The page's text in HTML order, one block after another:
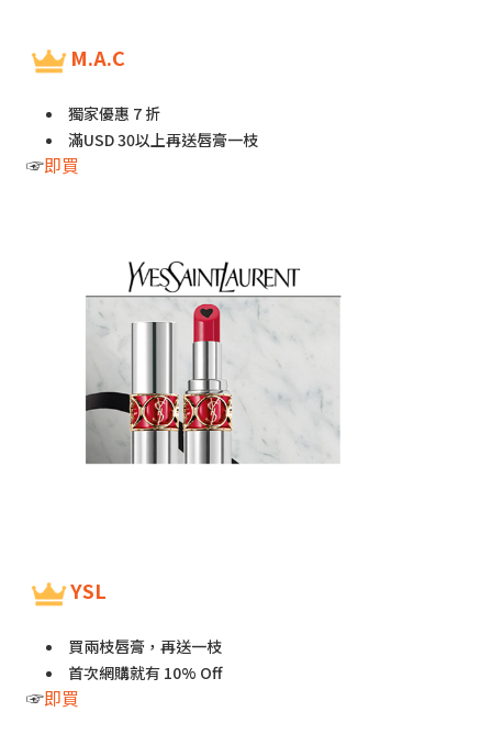
M.A.C
獨家優惠 7 折
滿USD 30以上再送唇膏一枝
☞即買
YSL
買兩枝唇膏，再送一枝
首次網購就有 10% Off
☞即買